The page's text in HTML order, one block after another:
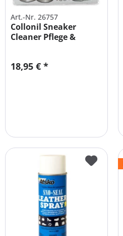
Art.-Nr. 26757
Collonil Sneaker
Cleaner Pflege &
18,95 € *